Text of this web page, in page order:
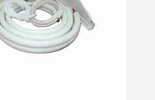
AC Wall Mounted Split
Biru 1 PK - CS/CU